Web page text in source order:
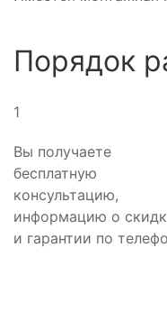
Порядок
1
Вы получаете
бесплатную
консультацию,
информацию о
и гарантии по